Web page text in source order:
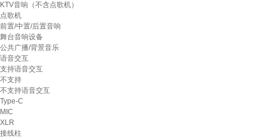
KTV音响（不含点歌机）
点歌机
前置/中置/后置音响
舞台音响设备
公共广播/背景音乐
语音交互
支持语音交互
不支持
不支持语音交互
Type-C
MIC
XLR
接线柱